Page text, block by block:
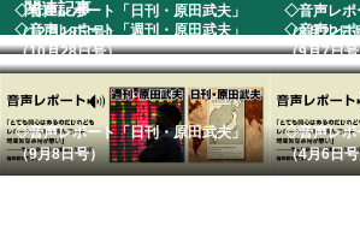
関連記事
◇音声レポート「日刊・原田武夫」
（12月18日号）...
◇音声レポ
（8月22日
◇音声レポート「週刊・原田武夫」
（10月28日号）...
◇音声レポ
（9月7日
◇音声レポート「日刊・原田武夫」
（9月8日号）
◇音声レポ
（4月6日